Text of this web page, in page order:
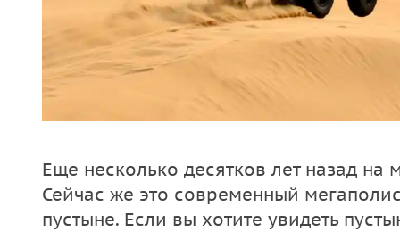
Еще несколько десятков лет назад на
Сейчас же это современный
пустыне. Если вы хотите увидеть